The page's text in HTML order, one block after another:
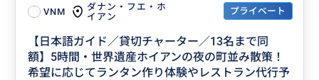
VNM
ダナン・フエ・ホ
イアン
プライベート
【日本語ガイド／貸切チャーター／13名まで同
額】5時間・世界遺産ホイアンの夜の町並み散策！
希望に応じてランタン作り体験やレストラン代行予